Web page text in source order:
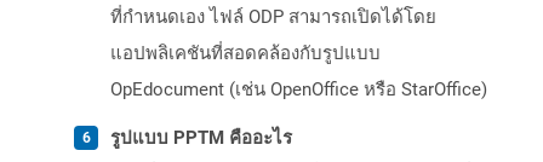
ที่กำหนดเอง ไฟล์ ODP สามารถเปิดได้โดย
แอปพลิเคชันที่สอดคล้องกับรูปแบบ
OpEdocument (เช่น OpenOffice หรือ StarOffice)
รูปแบบ PPTM คืออะไร